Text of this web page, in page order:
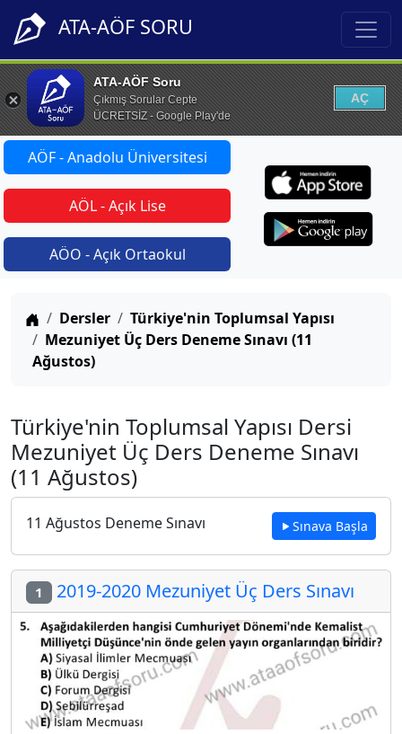
ATA-AÖF SORU
ATA-AÖF Soru
Çıkmış Sorular Cepte
ÜCRETSİZ - Google Play'de
AÇ
AÖF - Anadolu Üniversitesi
AÖL - Açık Lise
AÖO - Açık Ortaokul
Anasayfa
Dersler
Türkiye'nin Toplumsal Yapısı
Mezuniyet Üç Ders Deneme Sınavı (11
Ağustos)
Türkiye'nin Toplumsal Yapısı Dersi
Mezuniyet Üç Ders Deneme Sınavı
(11 Ağustos)
11 Ağustos Deneme Sınavı Sınava Başla
1 2019-2020 Mezuniyet Üç Ders Sınavı